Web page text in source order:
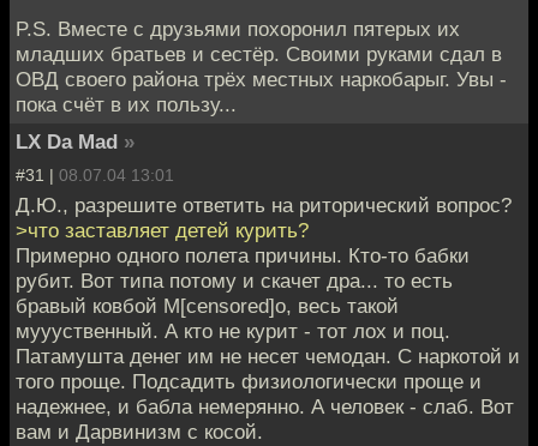
P.S. Вместе с друзьями похоронил пятерых их
младших братьев и сестёр. Своими руками сдал в
ОВД своего района трёх местных наркобарыг. Увы -
пока счёт в их пользу...
LX Da Mad »
#31 | 08.07.04 13:01
Д.Ю., разрешите ответить на риторический вопрос?
>что заставляет детей курить?
Примерно одного полета причины. Кто-то бабки
рубит. Вот типа потому и скачет дра... то есть
бравый ковбой М[censored]о, весь такой
муууственный. А кто не курит - тот лох и поц.
Патамушта денег им не несет чемодан. С наркотой и
того проще. Подсадить физиологически проще и
надежнее, и бабла немерянно. А человек - слаб. Вот
вам и Дарвинизм с косой.